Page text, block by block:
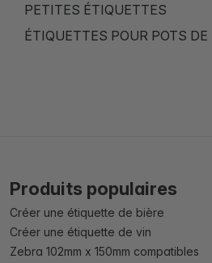
PETITES ÉTIQUETTES
ÉTIQUETTES POUR POTS DE
Produits populaires
Créer une étiquette de bière
Créer une étiquette de vin
Zebra 102mm x 150mm compatibles